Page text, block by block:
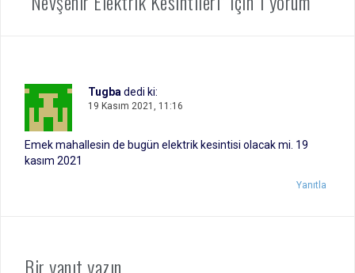
Tugba dedi ki:
19 Kasım 2021, 11:16
Emek mahallesin de bugün elektrik kesintisi olacak mi. 19
kasım 2021
Yanıtla
Bir yanıt yazın